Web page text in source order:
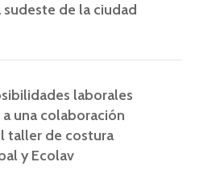
sudeste de la ciudad
laborales
a una colaboración
taller de costura
y Ecolav